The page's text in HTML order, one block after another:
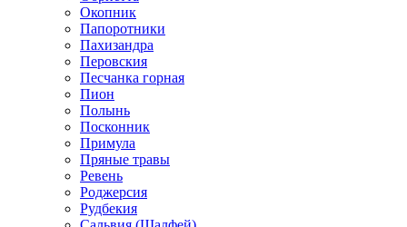
Окопник
Папоротники
Пахизандра
Перовския
Песчанка горная
Пион
Полынь
Посконник
Примула
Пряные травы
Ревень
Роджерсия
Рудбекия